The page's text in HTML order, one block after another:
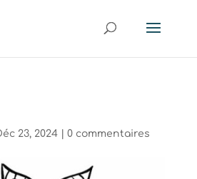
23, 2024| 0 commentaires